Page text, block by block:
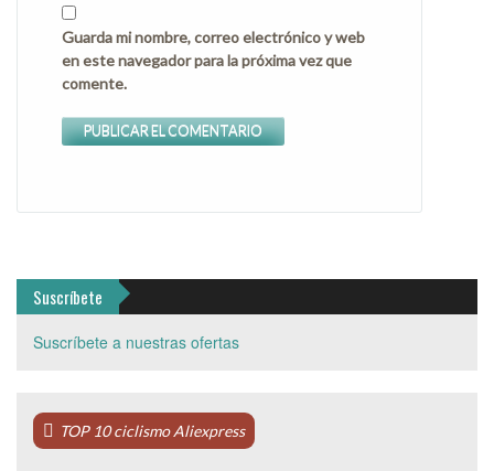
Guarda mi nombre, correo electrónico y web
en este navegador para la próxima vez que
comente.
Suscríbete
Suscríbete a nuestras ofertas
TOP 10 ciclismo Aliexpress